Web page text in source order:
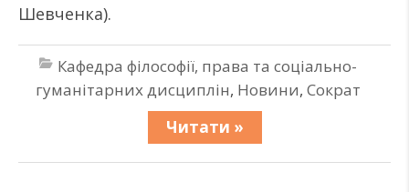
Шевченка).
Кафедра філософії, права та соціально-
гуманітарних дисциплін, Новини, Сократ
Читати »